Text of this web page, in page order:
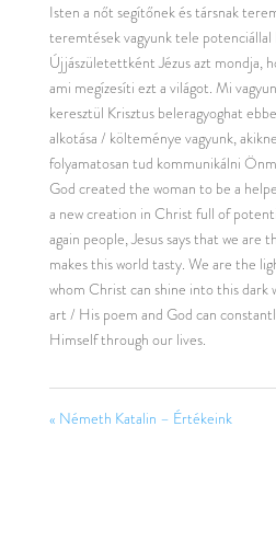
Isten a nőt segítőnek és társnak
teremtések vagyunk tele potenciállal
Újjászületettként Jézus azt mondja,
ami megízesíti ezt a világot. Mi
keresztül Krisztus beleragyoghat
alkotása / költeménye vagyunk,
folyamatosan tud kommunikálni
God created the woman to be a
a new creation in Christ full of
again people, Jesus says that we are
makes this world tasty. We are the
whom Christ can shine into this dark
art / His poem and God can
Himself through our lives.
« Németh Katalin – Értékeink